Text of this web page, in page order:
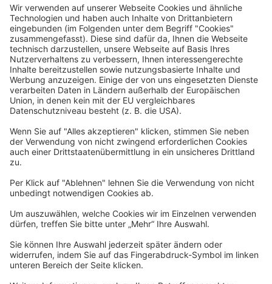
Rechtliches
Allgemeine Geschäftsbedingungen
Widerrufsbelehrung
Datenschutzerklärung
Barrierefreiheitserklärung
Impressum
Newsletter
Per E-Mail informieren wir Sie über interessante Angebote.
Zum Newsletter anmelden
vhs Post
Zur vhs Post anmelden
Kontrast